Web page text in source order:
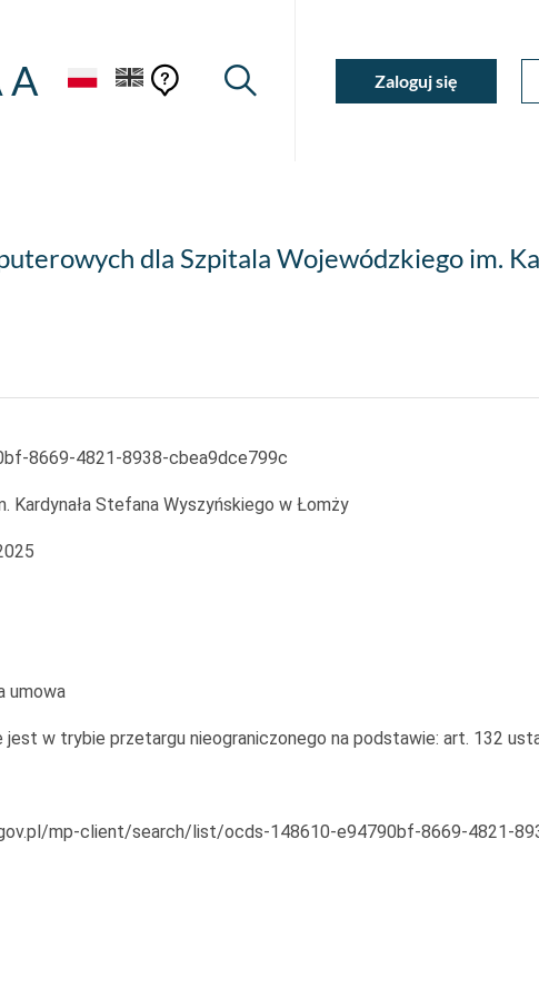
A
Pomoc
PomocWyszukiwarka
MojeZaloguj się
dla Szpitala Wojewódzkiego im.
8669-4821-8938-cbea9dce799c
Kardynała Stefana Wyszyńskiego w Łomży
umowa
jest w trybie przetargu nieograniczonego na podstawie: art. 132
mp-client/search/list/ocds-148610-e94790bf-8669-4821-